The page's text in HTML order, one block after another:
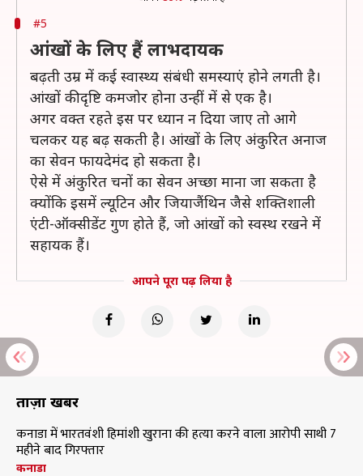
#5
आंखों के लिए हैं लाभदायक
बढ़ती उम्र में कई स्वास्थ्य संबंधी समस्याएं होने लगती है।
आंखों की दृष्टि कमजोर होना उन्हीं में से एक है।
अगर वक्त रहते इस पर ध्यान न दिया जाए तो आगे
चलकर यह बढ़ सकती है। आंखों के लिए अंकुरित अनाज
का सेवन फायदेमंद हो सकता है।
ऐसे में अंकुरित चनों का सेवन अच्छा माना जा सकता है
क्योंकि इसमें ल्यूटिन और जियाजैंथिन जैसे शक्तिशाली
एंटी-ऑक्सीडेंट गुण होते हैं, जो आंखों को स्वस्थ रखने में
सहायक हैं।
आपने पूरा पढ़ लिया है
ताज़ा खबरें
कनाडा में भारतवंशी हिमांशी खुराना की हत्या करने वाला आरोपी साथी 7
महीने बाद गिरफ्तार
कनाडा